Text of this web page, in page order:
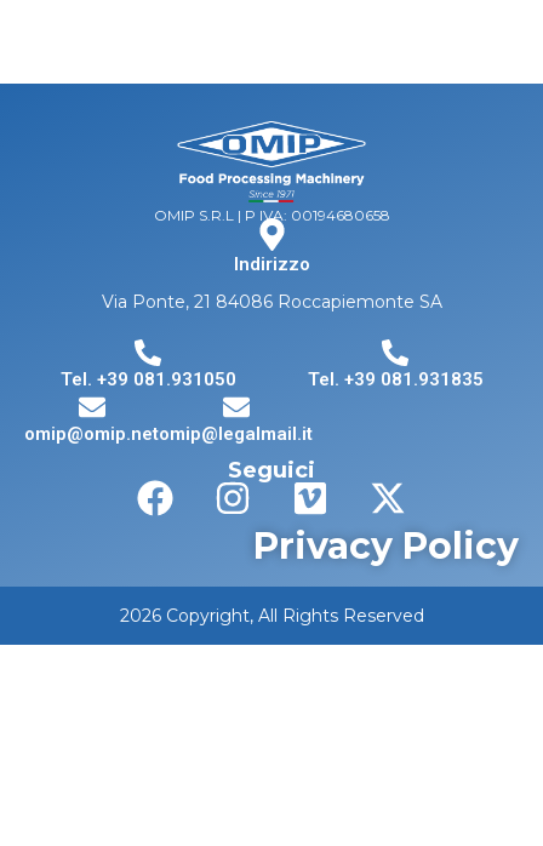
OMIP S.R.L | P IVA: 00194680658
Indirizzo
Via Ponte, 21 84086 Roccapiemonte SA
Tel. +39 081.931050 Tel. +39 081.931835
omip@omip.netomip@legalmail.it
Seguici
Privacy Policy
2026 Copyright, All Rights Reserved